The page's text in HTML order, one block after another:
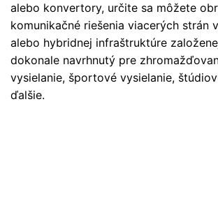
alebo konvertory, určite sa môžete
komunikačné riešenia viacerých strán
alebo hybridnej infraštruktúre
dokonale navrhnutý pre
vysielanie, športové vysielanie,
ďalšie.